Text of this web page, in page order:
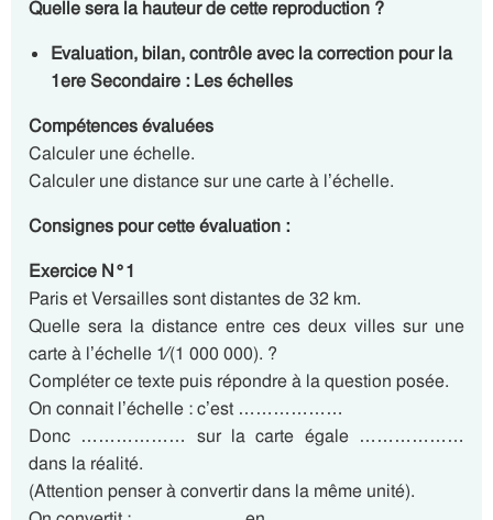
Quelle sera la hauteur de cette reproduction ?
Evaluation, bilan, contrôle avec la correction pour la
1ere Secondaire : Les échelles
Compétences évaluées
Calculer une échelle.
Calculer une distance sur une carte à l’échelle.
Consignes pour cette évaluation :
Exercice N°1
Paris et Versailles sont distantes de 32 km.
Quelle sera la distance entre ces deux villes sur une
carte à l’échelle 1⁄(1 000 000). ?
Compléter ce texte puis répondre à la question posée.
On connait l’échelle : c’est ………………
Donc ……………… sur la carte égale ………………
dans la réalité.
(Attention penser à convertir dans la même unité).